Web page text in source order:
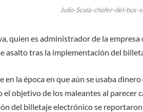
Julio-Scala-chofer-del-
quien es administrador de la
asalto tras la implementación del
en la época en que aún se usaba
el objetivo de los maleantes al parecer
del billetaje electrónico se